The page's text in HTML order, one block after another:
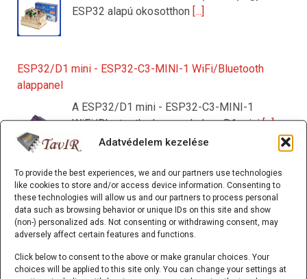
Adatvédelem kezelése
To provide the best experiences, we and our partners use technologies
like cookies to store and/or access device information. Consenting to
these technologies will allow us and our partners to process personal
data such as browsing behavior or unique IDs on this site and show
(non-) personalized ads. Not consenting or withdrawing consent, may
adversely affect certain features and functions.
Click below to consent to the above or make granular choices. Your
choices will be applied to this site only. You can change your settings at
ESP32 alapú okosotthon [...]
ESP32/D1 mini - ESP32-C3-MINI-1 WiFi/Bluetooth
alappanel
A ESP32/D1 mini - ESP32-C3-MINI-1
WiFi/Bluetooth alappanel olyan D1 mini[...]
125 kHz RFID kulcstartó (EM4305/T5577 írható) Fehér
A 125 kHz RFID kulcstartó (EM4305/T5577
írható) olyan passzív RFID[...]